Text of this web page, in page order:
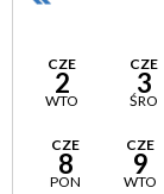
CZE
2
WTO
CZE
3
ŚRO
CZE
8
PON
CZE
9
WTO